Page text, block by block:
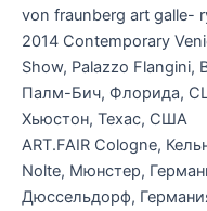
von fraunberg art galle-
2014 Contemporary
Show, Palazzo Flangini,
Палм-Бич, Флорида,
Хьюстон, Техас, США
ART.FAIR Cologne,
Nolte, Мюнстер,
Дюссельдорф,